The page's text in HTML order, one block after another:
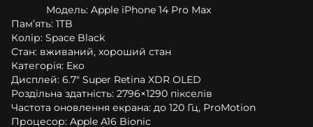
Модель: Apple iPhone 14 Pro Max
Пам’ять: 1TB
Колір: Space Black
Стан: вживаний, хороший стан
Категорія: Еко
Дисплей: 6.7" Super Retina XDR OLED
Роздільна здатність: 2796×1290 пікселів
Частота оновлення екрана: до 120 Гц, ProMotion
Процесор: Apple A16 Bionic